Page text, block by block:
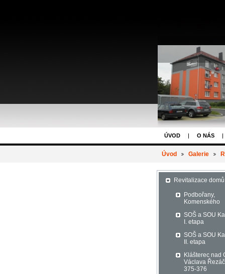
ÚVOD O NÁS
Úvod Galerie
Revitalizace domů
Podbořany,
Komenského
SOŠ a SOU
I. etapa
SOŠ a SOU
II. etapa
Klášterec nad
Václava
375-376